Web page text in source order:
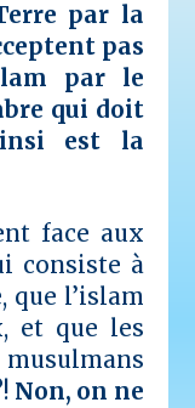
par la
pas
par le
qui doit
est la
face aux
consiste à
que l’islam
et que les
Non, on ne